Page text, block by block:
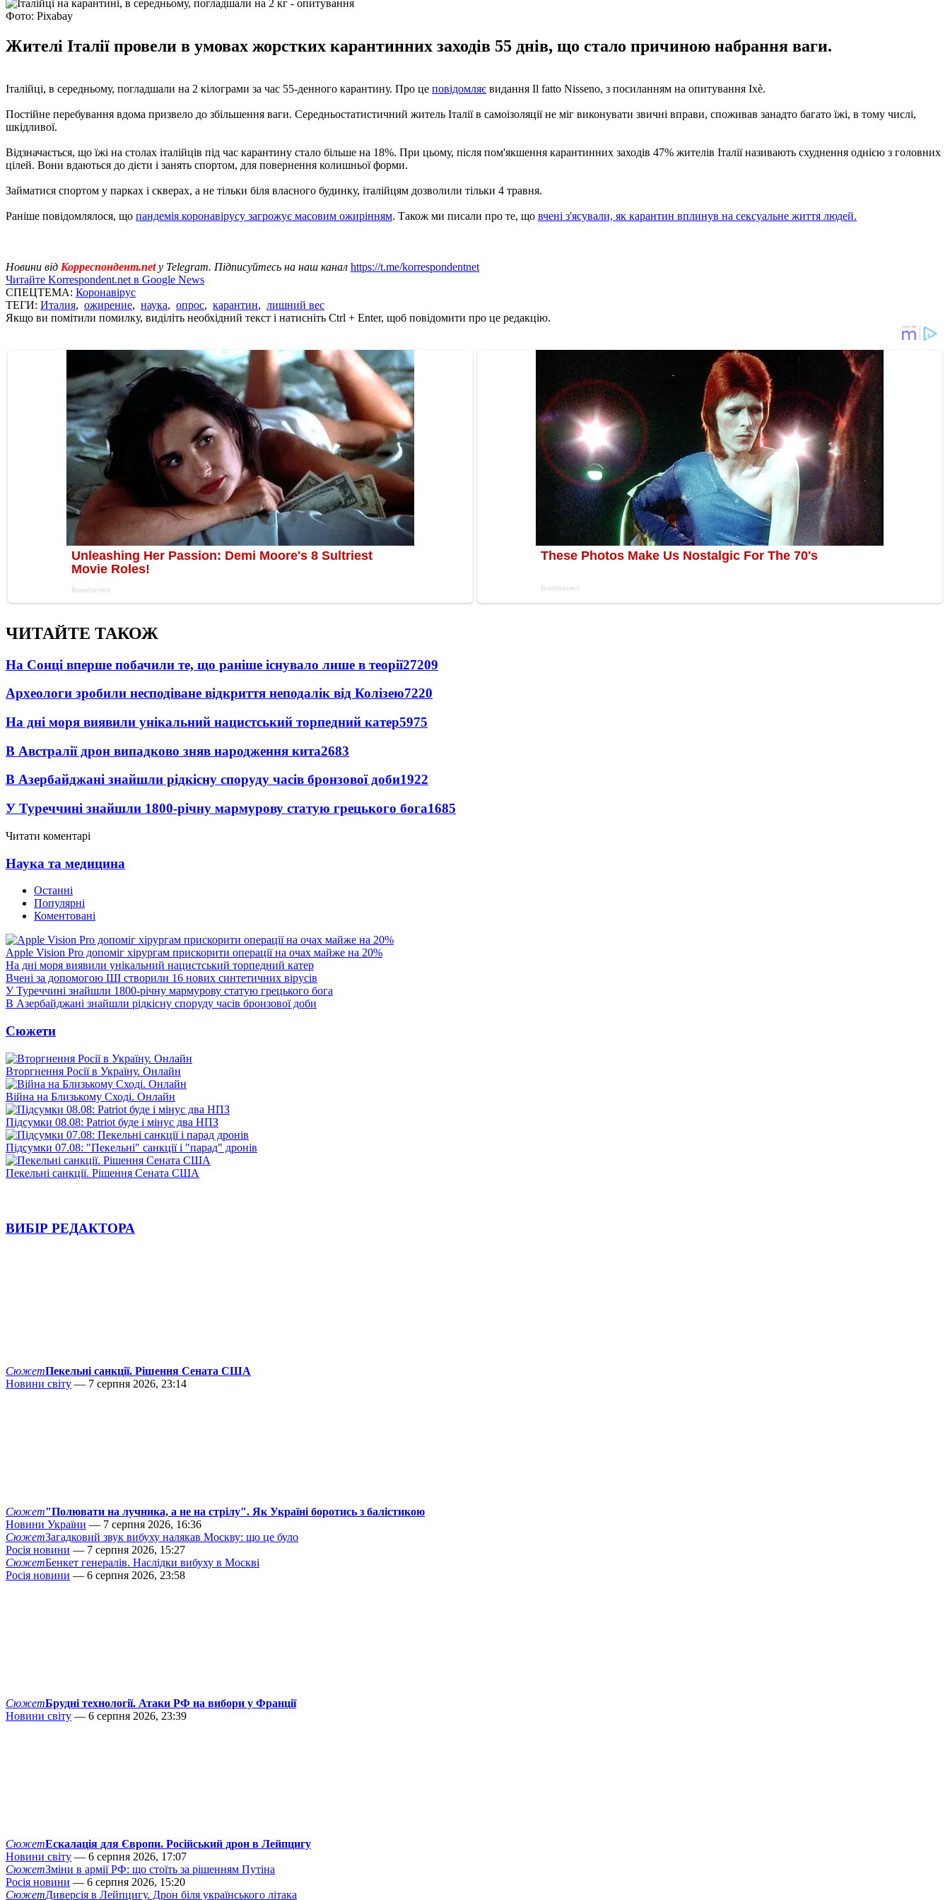
Фото: Pixabay
Жителі Італії провели в умовах жорстких карантинних заходів 55 днів, що стало причиною набрання ваги.
Італійці, в середньому, погладшали на 2 кілограми за час 55-денного карантину. Про це повідомляє видання Il fatto Nisseno, з посиланням на опитування Ixè.
Постійне перебування вдома призвело до збільшення ваги. Середньостатистичний житель Італії в самоізоляції не міг виконувати звичні вправи, споживав занадто багато їжі, в тому числі,
шкідливої.
Відзначається, що їжі на столах італійців під час карантину стало більше на 18%. При цьому, після пом'якшення карантинних заходів 47% жителів Італії називають схуднення однією з головних
цілей. Вони вдаються до дієти і занять спортом, для повернення колишньої форми.
Займатися спортом у парках і скверах, а не тільки біля власного будинку, італійцям дозволили тільки 4 травня.
Раніше повідомлялося, що пандемія коронавірусу загрожує масовим ожирінням. Також ми писали про те, що вчені з'ясували, як карантин вплинув на сексуальне життя людей.
Новини від Корреспондент.net у Telegram. Підписуйтесь на наш канал https://t.me/korrespondentnet
Читайте Korrespondent.net в Google News
СПЕЦТЕМА: Коронавірус
ТЕГИ: Италия, ожирение, наука, опрос, карантин, лишний вес
Якщо ви помітили помилку, виділіть необхідний текст і натисніть Ctrl + Enter, щоб повідомити про це редакцію.
ЧИТАЙТЕ ТАКОЖ
На Сонці вперше побачили те, що раніше існувало лише в теорії27209
Археологи зробили несподіване відкриття неподалік від Колізею7220
На дні моря виявили унікальний нацистський торпедний катер5975
В Австралії дрон випадково зняв народження кита2683
В Азербайджані знайшли рідкісну споруду часів бронзової доби1922
У Туреччині знайшли 1800-річну мармурову статую грецького бога1685
Читати коментарі
Наука та медицина
Останні
Популярні
Коментовані
Apple Vision Pro допоміг хірургам прискорити операції на очах майже на 20%
На дні моря виявили унікальний нацистський торпедний катер
Вчені за допомогою ШІ створили 16 нових синтетичних вірусів
У Туреччині знайшли 1800-річну мармурову статую грецького бога
В Азербайджані знайшли рідкісну споруду часів бронзової доби
Сюжети
Вторгнення Росії в Україну. Онлайн
Війна на Близькому Сході. Онлайн
Підсумки 08.08: Patriot буде і мінус два НПЗ
Підсумки 07.08: "Пекельні" санкції і "парад" дронів
Пекельні санкції. Рішення Сената США
ВИБІР РЕДАКТОРА
СюжетПекельні санкції. Рішення Сената США
Новини світу — 7 серпня 2026, 23:14
Сюжет"Полювати на лучника, а не на стрілу". Як Україні боротись з балістикою
Новини України — 7 серпня 2026, 16:36
СюжетЗагадковий звук вибуху налякав Москву: що це було
Росія новини — 7 серпня 2026, 15:27
СюжетБенкет генералів. Наслідки вибуху в Москві
Росія новини — 6 серпня 2026, 23:58
СюжетБрудні технології. Атаки РФ на вибори у Франції
Новини світу — 6 серпня 2026, 23:39
СюжетЕскалація для Європи. Російський дрон в Лейпцигу
Новини світу — 6 серпня 2026, 17:07
СюжетЗміни в армії РФ: що стоїть за рішенням Путіна
Росія новини — 6 серпня 2026, 15:20
СюжетДиверсія в Лейпцигу. Дрон біля українського літака